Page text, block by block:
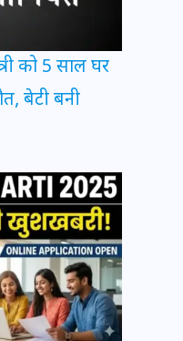
को 5 साल घर
बेटी बनी